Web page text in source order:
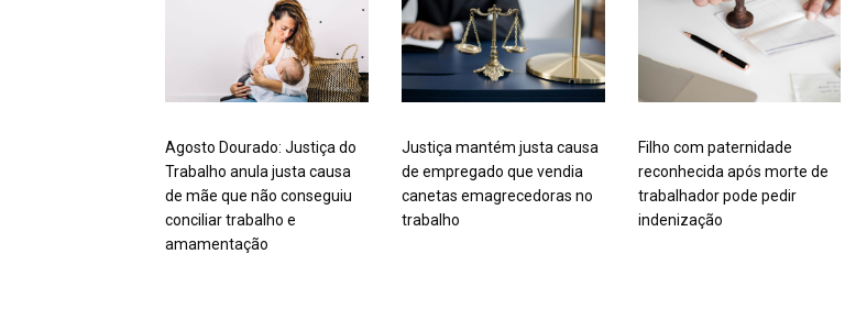
Agosto Dourado: Justiça do
Trabalho anula justa causa
de mãe que não conseguiu
conciliar trabalho e
amamentação
Justiça mantém justa causa
de empregado que vendia
canetas emagrecedoras no
trabalho
Filho com paternidade
reconhecida após morte de
trabalhador pode pedir
indenização